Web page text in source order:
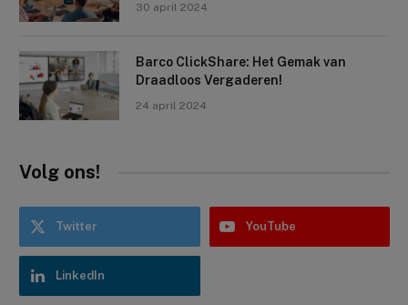
30 april 2024
Barco ClickShare: Het Gemak van
Draadloos Vergaderen!
24 april 2024
Volg ons!
Twitter YouTube
LinkedIn